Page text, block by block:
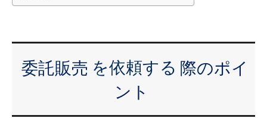
委託販売 を依頼する 際のポイ
ント